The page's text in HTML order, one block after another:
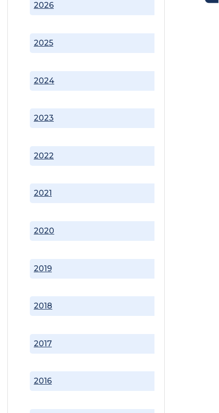
2016
2017
2018
2019
2020
2021
2022
2023
2024
2025
2026